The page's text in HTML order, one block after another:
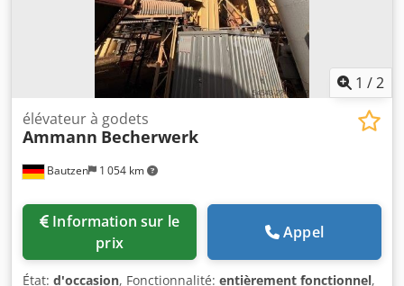
1 /2
Bautzen 1 054 km
élévateur à godets
Ammann Becherwerk
prix
Appel
État: d'occasion, Fonctionnalité: entièrement fonctionnel,